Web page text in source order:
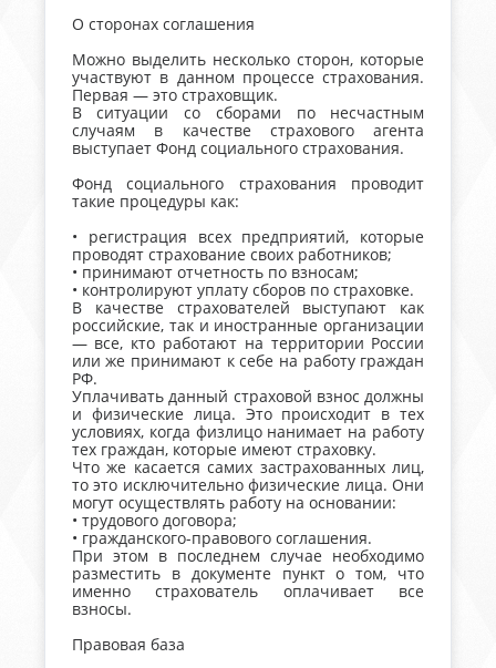
О сторонах соглашения
Можно выделить несколько сторон, которые
участвуют в данном процессе страхования.
Первая — это страховщик.
В ситуации со сборами по несчастным
случаям в качестве страхового агента
выступает Фонд социального страхования.
Фонд социального страхования проводит
такие процедуры как:
• регистрация всех предприятий, которые
проводят страхование своих работников;
• принимают отчетность по взносам;
• контролируют уплату сборов по страховке.
В качестве страхователей выступают как
российские, так и иностранные организации
— все, кто работают на территории России
или же принимают к себе на работу граждан
РФ.
Уплачивать данный страховой взнос должны
и физические лица. Это происходит в тех
условиях, когда физлицо нанимает на работу
тех граждан, которые имеют страховку.
Что же касается самих застрахованных лиц,
то это исключительно физические лица. Они
могут осуществлять работу на основании:
• трудового договора;
• гражданского-правового соглашения.
При этом в последнем случае необходимо
разместить в документе пункт о том, что
именно страхователь оплачивает все
взносы.
Правовая база